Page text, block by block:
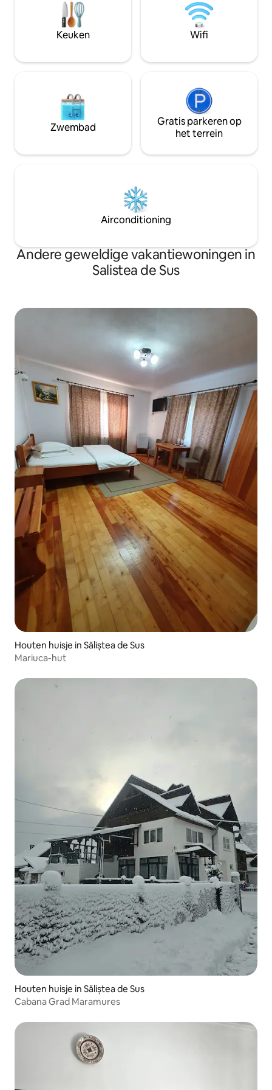
Keuken Wifi
Zwembad
Gratis parkeren op
het terrein
Airconditioning
Andere geweldige vakantiewoningen in
Salistea de Sus
Houten huisje in Săliștea de Sus
Mariuca-hut
Houten huisje in Săliștea de Sus
Cabana Grad Maramures